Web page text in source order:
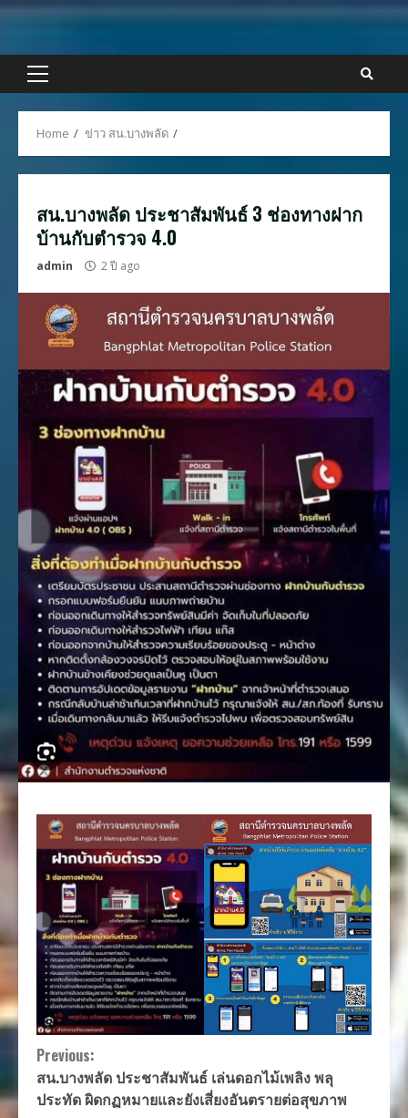
Skip
content
Primary
Home ข่าว สน.บางพลัด
สน.บางพลัด ประชาสัมพันธ์ 3 ช่องทางฝาก
บ้านกับตำรวจ 4.0
admin 2 ปี ago
Continue
Reading
Previous:
สน.บางพลัด ประชาสัมพันธ์ เล่นดอกไม้เพลิง พลุ
ประทัด ผิดกฏหมายและยังเสี่ยงอันตรายต่อสุขภาพ